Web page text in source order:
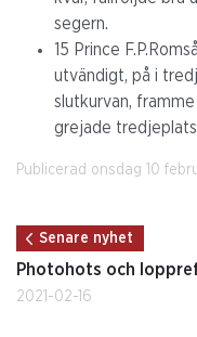
segern.
15 Prince
utvändigt, på i
slutkurvan,
grejade
Publicerad onsdag 10
Senare nyhet
Photohots och
2021-02-16